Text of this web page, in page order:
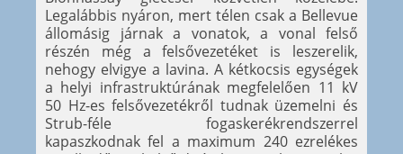
Legalábbis nyáron, mert télen csak a Bellevue
állomásig járnak a vonatok, a vonal felső
részén még a felsővezetéket is leszerelik,
nehogy elvigye a lavina. A kétkocsis egységek
a helyi infrastruktúrának megfelelően 11 kV
50 Hz-es felsővezetékről tudnak üzemelni és
Strub-féle fogaskerékrendszerrel
kapaszkodnak fel a maximum 240 ezrelékes